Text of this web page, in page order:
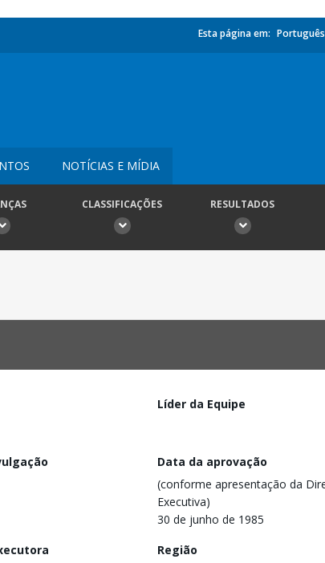
Esta página em: Português
NOTÍCIAS E MÍDIA
CLASSIFICAÇÕES RESULTADOS
Líder da Equipe
Data da aprovação
(conforme apresentação da
Executiva)
30 de junho de 1985
Região